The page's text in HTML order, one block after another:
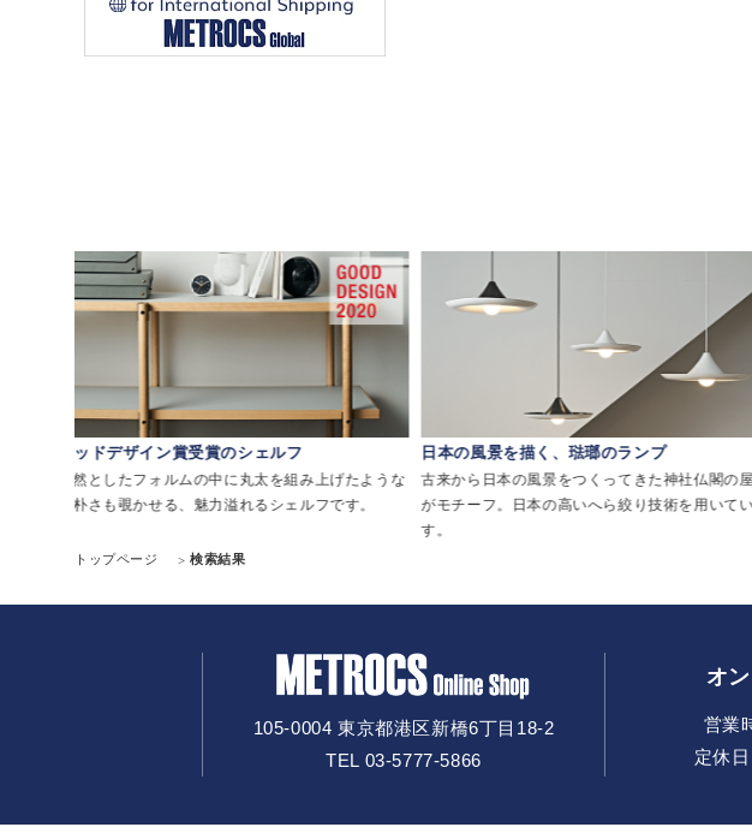
グッドデザイン賞受賞のシェルフ
整然としたフォルムの中に丸太を組み上げたような
素朴さも覗かせる、魅力溢れるシェルフです。
日本の風景を描く、琺瑯のランプ
古来から日本の風景をつくってきた神社仏閣の
がモチーフ。日本の高いへら絞り技術を用いて
す。
トップページ 検索結果
105-0004 東京都港区新橋6丁目18-2
TEL 03-5777-5866
オ
営業
定休